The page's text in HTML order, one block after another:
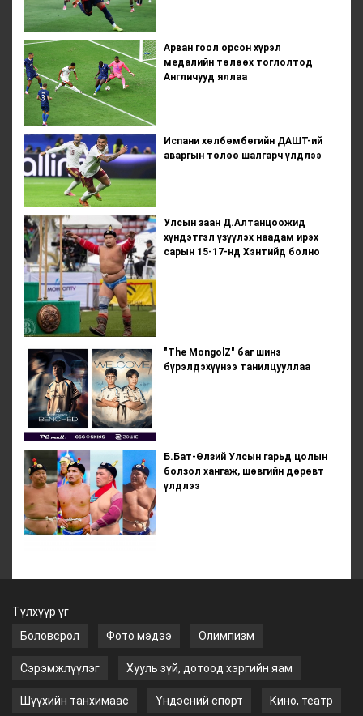
Арван гоол орсон хүрэл
медалийн төлөөх тоглолтод
Англичууд яллаа
Испани хөлбөмбөгийн ДАШТ-ий
аваргын төлөө шалгарч үлдлээ
Улсын заан Д.Алтанцоожид
хүндэтгэл үзүүлэх наадам ирэх
сарын 15-17-нд Хэнтийд болно
"The MongolZ" баг шинэ
бүрэлдэхүүнээ танилцууллаа
Б.Бат-Өлзий Улсын гарьд цолын
болзол хангаж, шөвгийн дөрөвт
үлдлээ
Түлхүүр үг
Боловсрол
Фото мэдээ Олимпизм
Сэрэмжлүүлэг Хууль зүй, дотоод хэргийн яам
Шүүхийн танхимаас Үндэсний спорт Кино, театр